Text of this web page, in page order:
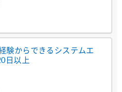
験からできるシステムエ
日以上